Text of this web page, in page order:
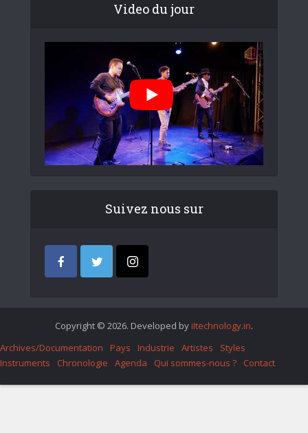
Video du jour
Suivez nous sur
Copyright © 2026. Developed by iItechnology.in.
Archives/Documentation
Pays Industrie Artistes
Styles
Instruments
Chronologie Agenda Qui sommes-nous ? Contact